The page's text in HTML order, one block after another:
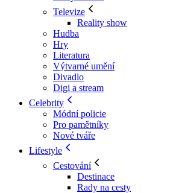
Televize
Reality show
Hudba
Hry
Literatura
Výtvarné umění
Divadlo
Digi a stream
Celebrity
Módní policie
Pro pamětníky
Nové tváře
Lifestyle
Cestování
Destinace
Rady na cesty